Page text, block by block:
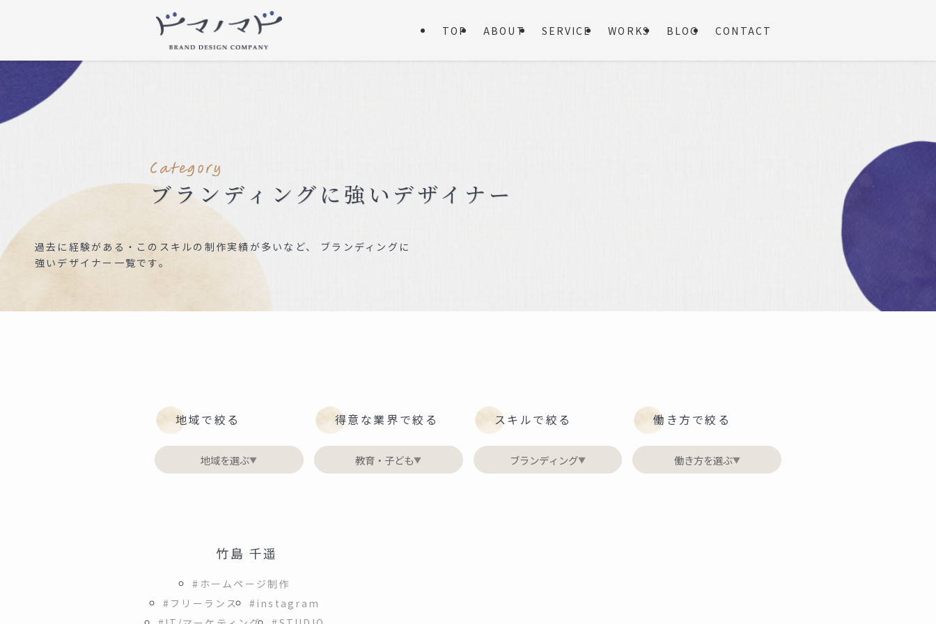
TOP ABOUT SERVICE WORKS BLOG CONTACT
ブランディングに強いデザイナー
過去に経験がある・このスキルの制作実績が多いなど、 ブランディングに
強いデザイナー一覧です。
地域で絞る
地域を選ぶ▼
得意な業界で絞る
教育・子ども▼
スキルで絞る
ブランディング▼
働き方で絞る
働き方を選ぶ▼
竹島 千遥
#ホームページ制作
#フリーランス
#instagram